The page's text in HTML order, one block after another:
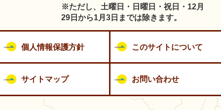
※ただし、土曜日・日曜日・祝日・12月
29日から1月3日までは除きます。
個人情報保護方針 このサイトについて
サイトマップ お問い合わせ